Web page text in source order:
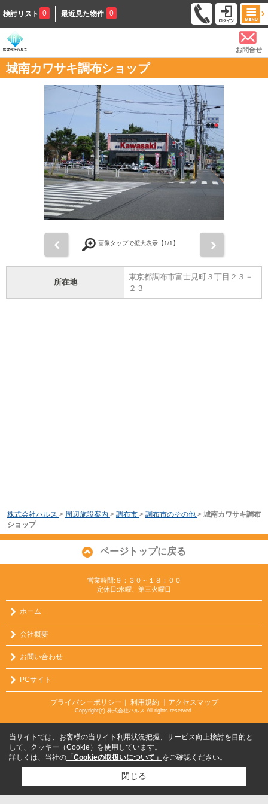
検討リスト 0 最近見た物件 0
お問合せ
城南カワサキ調布ショップ
画像タップで拡大表示【1/1】
所在地
東京都調布市富士見町３丁目２３－
２３
株式会社ハルス > 周辺施設案内 > 調布市 > 調布市のその他 > 城南カワサキ調布
ショップ
ページトップに戻る
営業時間:９：３０～１８：００
定休日:水曜、第三火曜日
ホーム
会社概要
お問い合わせ
PCサイト
プライバシーポリシー ｜ 利用規約 ｜アクセスマップ
Copyright(c) 株式会社ハルス All rights reserved.
当サイトでは、お客様の当サイト利用状況把握、サービス向上検討を目的と
して、クッキー（Cookie）を使用しています。
詳しくは、当社の 「Cookieの取扱いについて」 をご確認ください。
閉じる